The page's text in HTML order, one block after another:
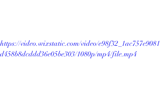
https://video.wixstatic.com/video/e98f32_1ac757e9081
d458b8dcddd36e05be303/1080p/mp4/file.mp4